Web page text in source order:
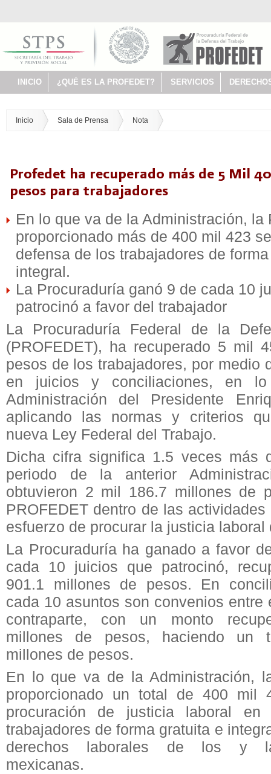
INICIO ¿QUÉ ES LA PROFEDET? SERVICIOS
Inicio Sala de Prensa Nota
Profedet ha recuperado más de 5 Mil
pesos para trabajadores
En lo que va de la Administración, la
proporcionado más de 400 mil 423
defensa de los trabajadores de
integral.
La Procuraduría ganó 9 de cada 10
patrocinó a favor del trabajador
La Procuraduría Federal de la
(PROFEDET), ha recuperado 5 mil
pesos de los trabajadores, por medio
en juicios y conciliaciones, en
Administración del Presidente
aplicando las normas y criterios
nueva Ley Federal del Trabajo.
Dicha cifra significa 1.5 veces más
periodo de la anterior
obtuvieron 2 mil 186.7 millones de
PROFEDET dentro de las
esfuerzo de procurar la justicia laboral
La Procuraduría ha ganado a favor
cada 10 juicios que patrocinó,
901.1 millones de pesos. En
cada 10 asuntos son convenios entre
contraparte, con un monto
millones de pesos, haciendo un
millones de pesos.
En lo que va de la Administración,
proporcionado un total de 400 mil
procuración de justicia laboral
trabajadores de forma gratuita e
derechos laborales de los y
mexicanas.